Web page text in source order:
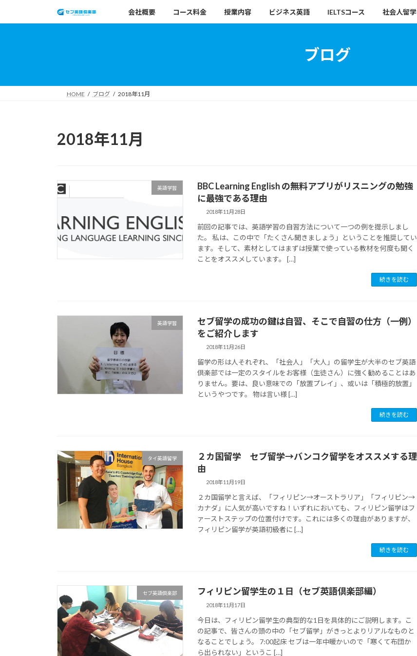
キ
に
会社概要 コース料金 授業内容 ビジネス英語 IELTSコース 社会人留学
ブログ
HOME ブログ 2018年11月
2018年11月
英語学習
BBC Learning English の無料アプリがリスニングの勉強
に最強である理由
2018年11月28日
前回の記事では、英語学習の自習方法について一つの例を提示しまし
た。 私は、この中で「たくさん聞きましょう」ということを推奨してい
ます。そして、素材としてはまずは授業で使っている教材を何度も聞く
ことをオススメしています。 […]
続きを読む
英語学習
セブ留学の成功の鍵は自習、そこで自習の仕方（一例）
をご紹介します
2018年11月26日
留学の形は人それぞれ、「社会人」「大人」の留学生が大半のセブ英語
倶楽部では一定のスタイルをお客様（生徒さん）に強く勧めることはあ
りません。要は、良い意味での「放置プレイ」、或いは「積極的放置」
というやつです。 物は言い様 […]
続きを読む
タイ英語留学
２カ国留学 セブ留学→バンコク留学をオススメする理
由
2018年11月19日
２カ国留学と言えば、「フィリピン→オーストラリア」「フィリピン→
カナダ」に人気が高いですね！いずれにおいても、フィリピン留学はフ
ァーストステップの位置付けです。これには多くの理由がありますが、
フィリピン留学が英語初級者に […]
続きを読む
セブ英語倶楽部 フィリピン留学生の１日（セブ英語倶楽部編）
2018年11月17日
今日は、フィリピン留学生の典型的な1日を具体的にご説明します。こ
の記事で、皆さんの頭の中の「セブ留学」がきっとよりリアルなものと
なることでしょう。 7:00起床 セブは一年中暖かいので「寒くて布団か
ら出られない」というこ […]